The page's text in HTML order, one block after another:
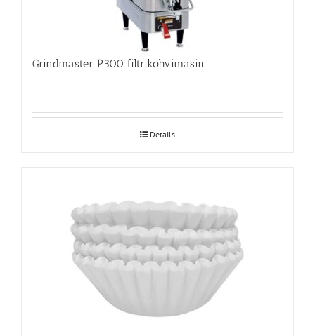
Grindmaster P300 filtrikohvimasin
Details